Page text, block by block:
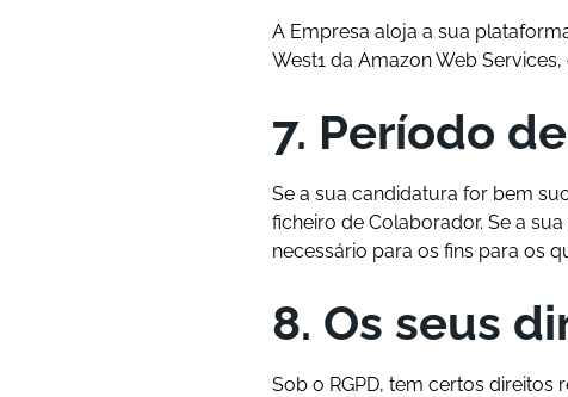
A Empresa aloja a sua
West1 da Amazon Web
7. Período
Se a sua candidatura for bem
ficheiro de Colaborador. Se a
necessário para os fins para os
8. Os seus
Sob o RGPD, tem certos